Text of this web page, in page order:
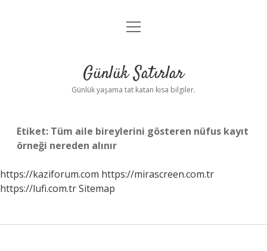
Anasayfa
Yasal Uyarı
menüyü
Günlük Satırlar
Günlük yaşama tat katan kısa bilgiler.
Etiket: Tüm aile bireylerini gösteren nüfus kayıt
örneği nereden alınır
https://kaziforum.com https://mirascreen.com.tr
https://lufi.com.trSitemap